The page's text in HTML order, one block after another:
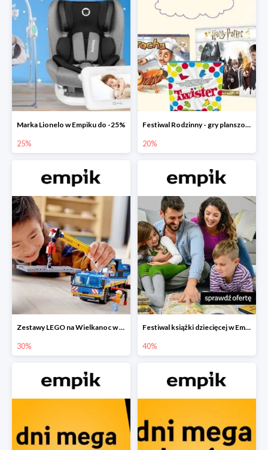
Marka Lionelo w Empiku do -25%
25%
Festiwal Rodzinny - gry planszowe w Empiku do -20%
20%
Zestawy LEGO na Wielkanoc w Empiku do -30%
30%
Festiwal książki dziecięcej w Empiku do -40%
40%